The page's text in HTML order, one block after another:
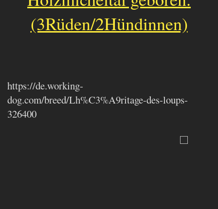
(3Rüden/2Hündinnen)
https://de.working-
dog.com/breed/Lh%C3%A9ritage-des-loups-
326400